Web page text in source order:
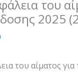
του
2025
του αίματος